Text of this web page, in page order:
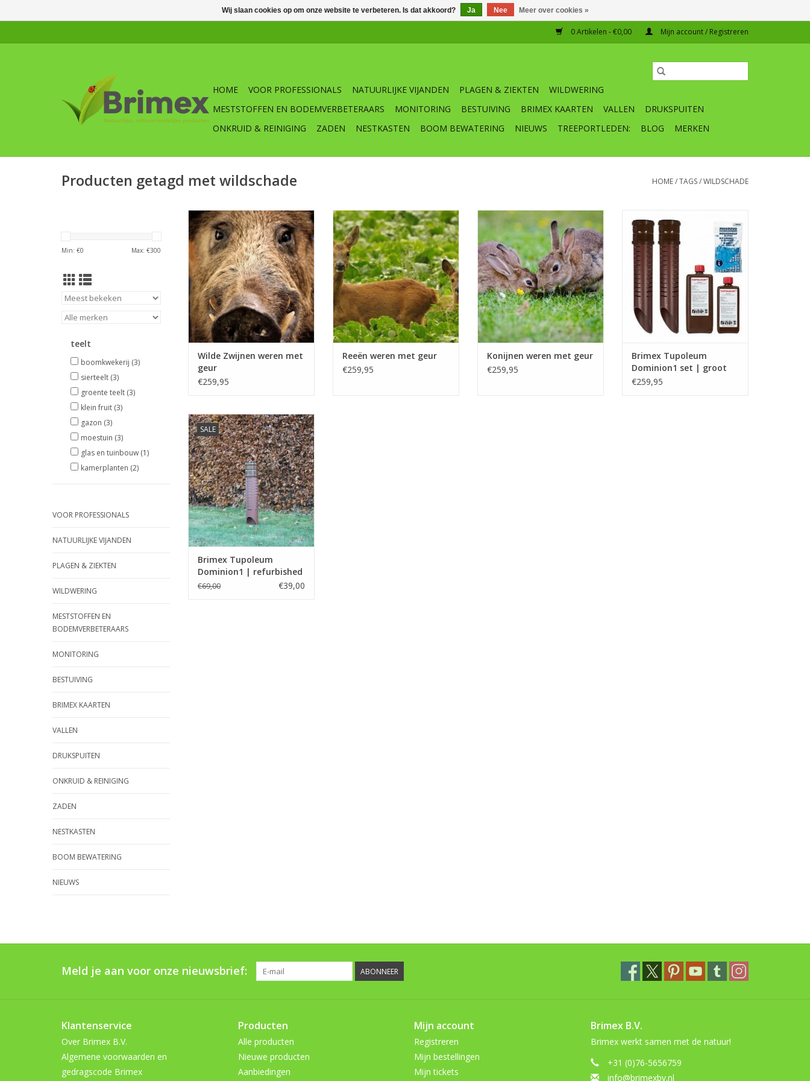
0 Artikelen - €0,00 Mijn account / Registreren
HOME VOOR PROFESSIONALS NATUURLIJKE VIJANDEN PLAGEN & ZIEKTEN
WILDWERING
MESTSTOFFEN EN BODEMVERBETERAARS
MONITORING BESTUIVING BRIMEX KAARTEN VALLEN
DRUKSPUITEN
ONKRUID & REINIGING
ZADEN NESTKASTEN BOOM BEWATERING NIEUWS TREEPORTLEDEN: BLOG MERKEN
Producten getagd met wildschade HOME/TAGS/WILDSCHADE
Min: €0 Max: €300
teelt
boomkwekerij (3)
sierteelt (3)
groente teelt (3)
klein fruit (3)
gazon (3)
moestuin (3)
glas en tuinbouw (1)
kamerplanten (2)
VOOR PROFESSIONALS
NATUURLIJKE VIJANDEN
PLAGEN & ZIEKTEN
WILDWERING
MESTSTOFFEN EN
BODEMVERBETERAARS
MONITORING
BESTUIVING
BRIMEX KAARTEN
VALLEN
DRUKSPUITEN
ONKRUID & REINIGING
ZADEN
NESTKASTEN
BOOM BEWATERING
NIEUWS
Tupoleum-Brimex Dominion
geurpaalset voor het weren van
wilde zwijnen
2 stuks Brimex-Tupoleum
Dominion zuil 10 x 66 cm incl.
1.500 ml Tupoleum PROTECT
TOEVOEGEN AAN WINKELWAGEN
Wilde Zwijnen weren met
geur
€259,95
Reeen weren langs wegen, uit
percelen en tuinen
TOEVOEGEN AAN WINKELWAGEN
Reeën weren met geur
€259,95
Tupoleum zuil voor het weren
van o.a. wilde zwijnen, reeën en
konijnen.
2 stuks zuil 10 x 66 cm (diameter
x lengte)
incl. 1.5 liter Tupoleum
TOEVOEGEN AAN WINKELWAGEN
Konijnen weren met geur
€259,95
geurpalen set voor het weren van
groot wild o.a. wilde zwijnen,
reeën en konijnen.
TOEVOEGEN AAN WINKELWAGEN
Brimex Tupoleum
Dominion1 set | groot
wild
€259,95
SALE
Refurbished Brimex Tupoleum
Dominion1 geurpaal voor het
beschermen / weren van groot
wild o.a. wilde zwijnen, reeën,
bevers en konijnen.
Brimex Tupoleum
Dominion1 | refurbished
| niet meer beschikbaar
€69,00 €39,00
Meld je aan voor onze nieuwsbrief: ABONNEER
Klantenservice
Over Brimex B.V.
Algemene voorwaarden en
gedragscode Brimex
Producten
Alle producten
Nieuwe producten
Aanbiedingen
Mijn account
Registreren
Mijn bestellingen
Mijn tickets
Brimex B.V.
Brimex werkt samen met de natuur!
+31 (0)76-5656759
info@brimexbv.nl
Wij slaan cookies op om onze website te verbeteren. Is dat akkoord? Ja Nee Meer over cookies »